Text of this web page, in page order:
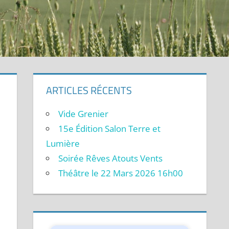
ARTICLES RÉCENTS
Vide Grenier
15e Édition Salon Terre et
Lumière
Soirée Rêves Atouts Vents
Théâtre le 22 Mars 2026 16h00